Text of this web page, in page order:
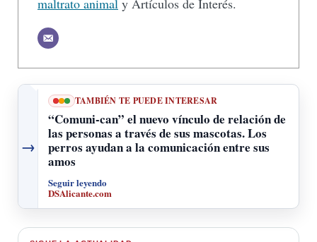
maltrato animal y Artículos de Interés.
→
TAMBIÉN TE PUEDE INTERESAR
“Comuni-can” el nuevo vínculo de relación de
las personas a través de sus mascotas. Los
perros ayudan a la comunicación entre sus
amos
Seguir leyendo
DSAlicante.com